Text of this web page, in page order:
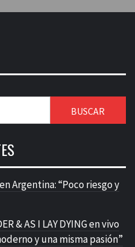
Argentina: “Poco riesgo y
& AS I LAY DYING en vivo
y una misma pasión”